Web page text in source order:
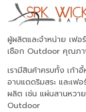
ผู้ผลิตและจำหน่าย เฟอ
เชือก Outdoor คุณภา
เรามีสินค้าครบทั้ง เก้า
อาบแดดริมสระ และเฟ
ผลิต เช่น แผ่นสานหวา
Outdoor